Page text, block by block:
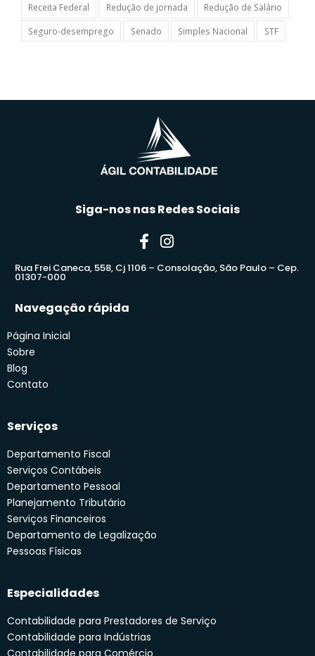
Receita Federal
Redução de jornada
Redução de Salário
Seguro-desemprego
Senado Simples Nacional STF
Siga-nos nas Redes Sociais
Rua Frei Caneca, 558, Cj 1106 – Consolação, São Paulo – Cep.
01307-000
Navegação rápida
Página Inicial
Sobre
Blog
Contato
Serviços
Departamento Fiscal
Serviços Contábeis
Departamento Pessoal
Planejamento Tributário
Serviços Financeiros
Departamento de Legalização
Pessoas Físicas
Especialidades
Contabilidade para Prestadores de Serviço
Contabilidade para Indústrias